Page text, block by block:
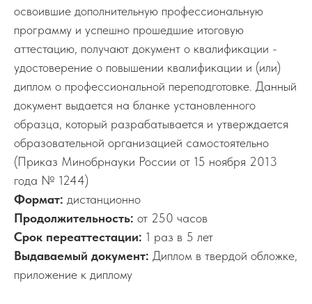
освоившие дополнительную профессиональную
программу и успешно прошедшие итоговую
аттестацию, получают документ о квалификации -
удостоверение о повышении квалификации и (или)
диплом о профессиональной переподготовке. Данный
документ выдается на бланке установленного
образца, который разрабатывается и утверждается
образовательной организацией самостоятельно
(Приказ Минобрнауки России от 15 ноября 2013
года № 1244)
Формат: дистанционно
Продолжительность: от 250 часов
Срок переаттестации: 1 раз в 5 лет
Выдаваемый документ: Диплом в твердой обложке,
приложение к диплому